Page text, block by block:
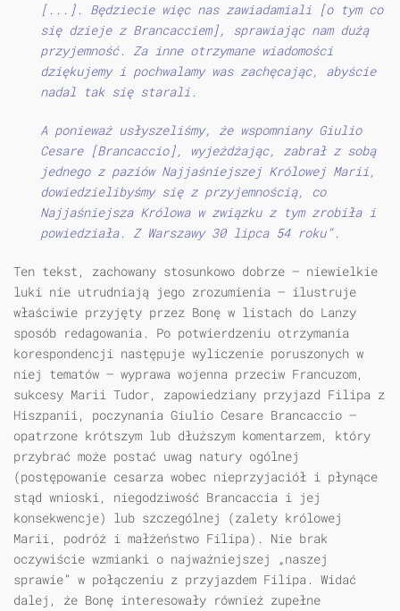
[...]. Będziecie więc nas zawiadamiali [o tym co
się dzieje z Brancacciem], sprawiając nam dużą
przyjemność. Za inne otrzymane wiadomości
dziękujemy i pochwalamy was zachęcając, abyście
nadal tak się starali.
A ponieważ usłyszeliśmy, że wspomniany Giulio
Cesare [Brancaccio], wyjeżdżając, zabrał z sobą
jednego z paziów Najjaśniejszej Królowej Marii,
dowiedzielibyśmy się z przyjemnością, co
Najjaśniejsza Królowa w związku z tym zrobiła i
powiedziała. Z Warszawy 30 lipca 54 roku”.
Ten tekst, zachowany stosunkowo dobrze — niewielkie
luki nie utrudniają jego zrozumienia — ilustruje
właściwie przyjęty przez Bonę w listach do Lanzy
sposób redagowania. Po potwierdzeniu otrzymania
korespondencji następuje wyliczenie poruszonych w
niej tematów — wyprawa wojenna przeciw Francuzom,
sukcesy Marii Tudor, zapowiedziany przyjazd Filipa z
Hiszpanii, poczynania Giulio Cesare Brancaccio —
opatrzone krótszym lub dłuższym komentarzem, który
przybrać może postać uwag natury ogólnej
(postępowanie cesarza wobec nieprzyjaciół i płynące
stąd wnioski, niegodziwość Brancaccia i jej
konsekwencje) lub szczególnej (zalety królowej
Marii, podróż i małżeństwo Filipa). Nie brak
oczywiście wzmianki o najważniejszej „naszej
sprawie” w połączeniu z przyjazdem Filipa. Widać
dalej, że Bonę interesowały również zupełne